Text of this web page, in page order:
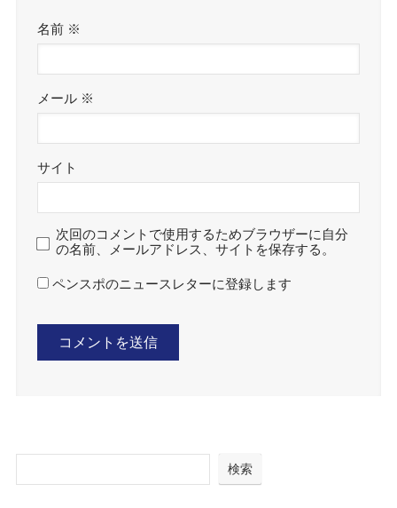
名前 ※
メール ※
サイト
次回のコメントで使用するためブラウザーに自分
の名前、メールアドレス、サイトを保存する。
ペンスポのニュースレターに登録します
検索